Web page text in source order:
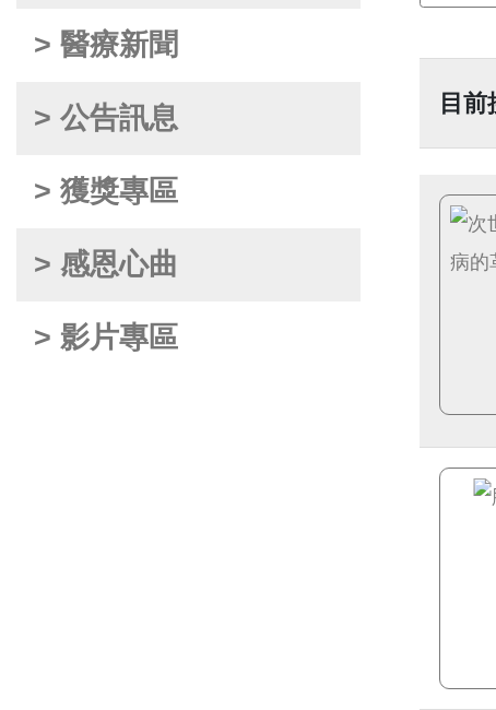
> 醫療新聞
> 公告訊息
> 獲獎專區
> 感恩心曲
> 影片專區
目前